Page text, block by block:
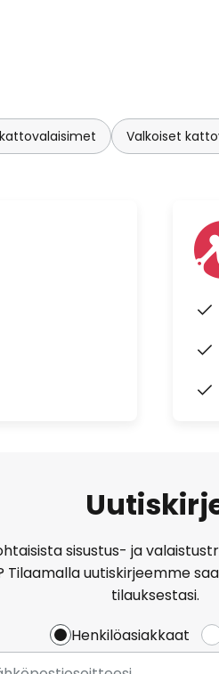
Valkoiset
sisustus- ja
Tilaamalla uutiskirjeemme
tilauksestasi.
Henkilöasiakkaat